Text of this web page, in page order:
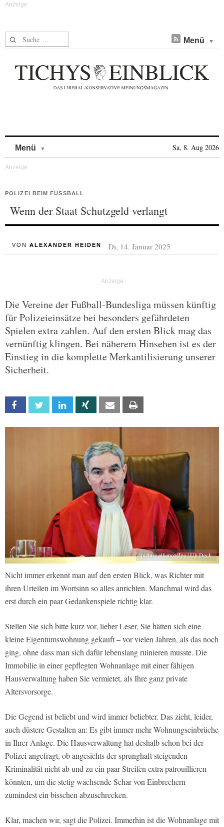
Suche nach: Menü
Menü Sa, 8. Aug 2026
POLIZEI BEIM FUSSBALL
Wenn der Staat Schutzgeld verlangt
VON ALEXANDER HEIDEN Di, 14. Januar 2025
Die Vereine der Fußball-Bundesliga müssen künftig
für Polizeieinsätze bei besonders gefährdeten
Spielen extra zahlen. Auf den ersten Blick mag das
vernünftig klingen. Bei näherem Hinsehen ist es der
Einstieg in die komplette Merkantilisierung unserer
Sicherheit.
Facebook Twitter Linkedin Xing Email
picture alliance/dpa | Uli Deck
Nicht immer erkennt man auf den ersten Blick, was Richter mit
ihren Urteilen im Wortsinn so alles anrichten. Manchmal wird das
erst durch ein paar Gedankenspiele richtig klar.
Stellen Sie sich bitte kurz vor, lieber Leser, Sie hätten sich eine
kleine Eigentumswohnung gekauft – vor vielen Jahren, als das noch
ging, ohne dass man sich dafür lebenslang ruinieren musste. Die
Immobilie in einer gepflegten Wohnanlage mit einer fähigen
Hausverwaltung haben Sie vermietet, als Ihre ganz private
Altersvorsorge.
Die Gegend ist beliebt und wird immer beliebter. Das zieht, leider,
auch düstere Gestalten an: Es gibt immer mehr Wohnungseinbrüche
in Ihrer Anlage. Die Hausverwaltung hat deshalb schon bei der
Polizei angefragt, ob angesichts der sprunghaft steigenden
Kriminalität nicht ab und zu ein paar Streifen extra patrouillieren
könnten, um die stetig wachsende Schar von Einbrechern
zumindest ein bisschen abzuschrecken.
Klar, machen wir, sagt die Polizei. Immerhin ist die Wohnanlage mit